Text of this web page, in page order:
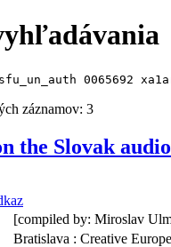
0065692
záznamov: 3
the Slovak
[compiled by: Miroslav
Bratislava : Creative